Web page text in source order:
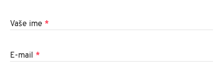
Vaše ime *
E-mail *